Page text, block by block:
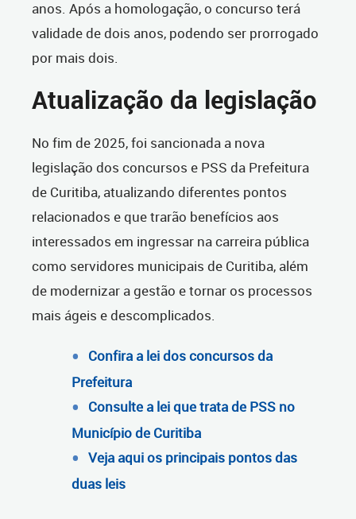
anos. Após a homologação, o concurso terá
validade de dois anos, podendo ser prorrogado
por mais dois.
Atualização da legislação
No fim de 2025, foi sancionada a nova
legislação dos concursos e PSS da Prefeitura
de Curitiba, atualizando diferentes pontos
relacionados e que trarão benefícios aos
interessados em ingressar na carreira pública
como servidores municipais de Curitiba, além
de modernizar a gestão e tornar os processos
mais ágeis e descomplicados.
Confira a lei dos concursos da
Prefeitura
Consulte a lei que trata de PSS no
Município de Curitiba
Veja aqui os principais pontos das
duas leis